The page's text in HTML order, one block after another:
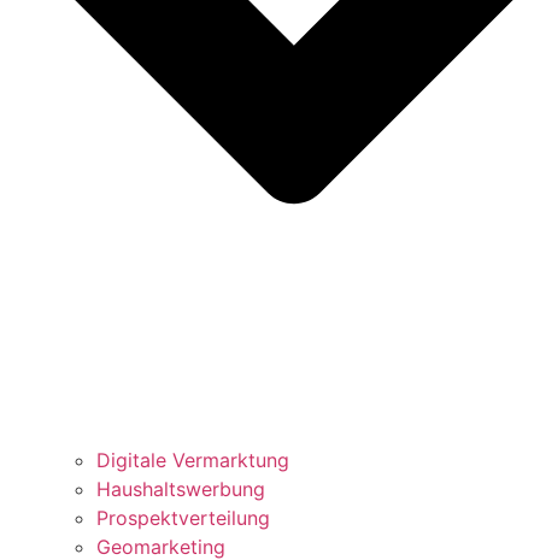
Digitale Vermarktung
Haushaltswerbung
Prospektverteilung
Geomarketing